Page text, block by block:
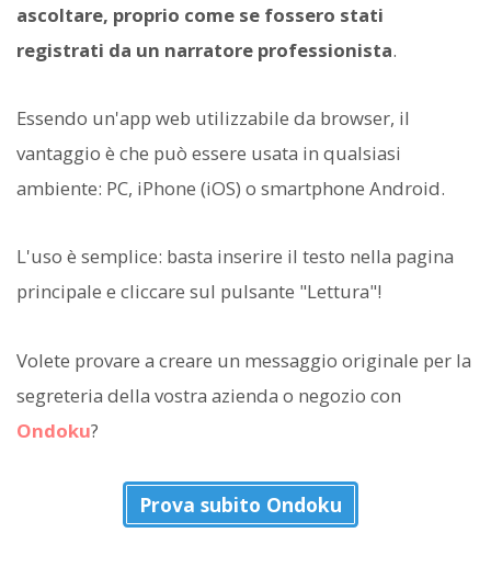
ascoltare, proprio come se fossero stati
registrati da un narratore professionista.
Essendo un'app web utilizzabile da browser, il
vantaggio è che può essere usata in qualsiasi
ambiente: PC, iPhone (iOS) o smartphone Android.
L'uso è semplice: basta inserire il testo nella pagina
principale e cliccare sul pulsante "Lettura"!
Volete provare a creare un messaggio originale per la
segreteria della vostra azienda o negozio con
Ondoku?
Prova subito Ondoku